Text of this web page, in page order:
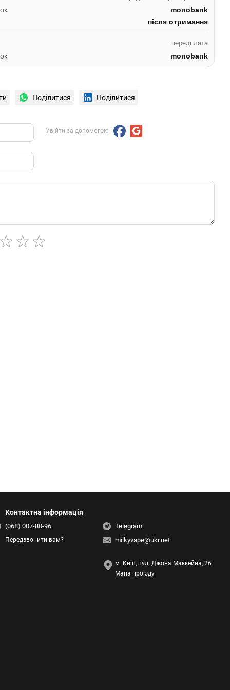
monobank
після отримання
передплата
monobank
Поділитися Поділитися
Увійти за допомогою
Контактна інформація
(068) 007-80-96
Передзвонити вам?
Telegram
milkyvape@ukr.net
м. Київ, вул. Джона Маккейна, 26
Мапа проїзду